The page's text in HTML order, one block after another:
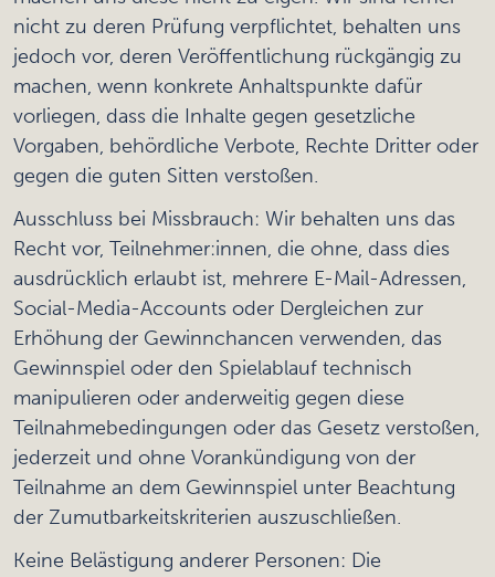
nicht zu deren Prüfung verpflichtet, behalten uns
jedoch vor, deren Veröffentlichung rückgängig zu
machen, wenn konkrete Anhaltspunkte dafür
vorliegen, dass die Inhalte gegen gesetzliche
Vorgaben, behördliche Verbote, Rechte Dritter oder
gegen die guten Sitten verstoßen.
Ausschluss bei Missbrauch: Wir behalten uns das
Recht vor, Teilnehmer:innen, die ohne, dass dies
ausdrücklich erlaubt ist, mehrere E-Mail-Adressen,
Social-Media-Accounts oder Dergleichen zur
Erhöhung der Gewinnchancen verwenden, das
Gewinnspiel oder den Spielablauf technisch
manipulieren oder anderweitig gegen diese
Teilnahmebedingungen oder das Gesetz verstoßen,
jederzeit und ohne Vorankündigung von der
Teilnahme an dem Gewinnspiel unter Beachtung
der Zumutbarkeitskriterien auszuschließen.
Keine Belästigung anderer Personen: Die